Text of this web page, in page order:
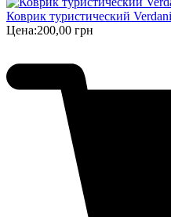
Коврик туристический
Цена:200,00 грн